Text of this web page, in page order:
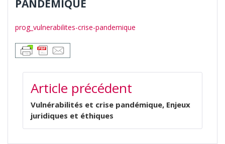
PANDEMIQUE
prog_vulnerabilites-crise-pandemique
NAVIGATION
DE
L’ARTICLE
Article précédent
Vulnérabilités et crise pandémique, Enjeux
juridiques et éthiques